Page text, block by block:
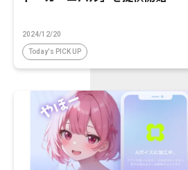
2024/12/20
Today's PICK UP